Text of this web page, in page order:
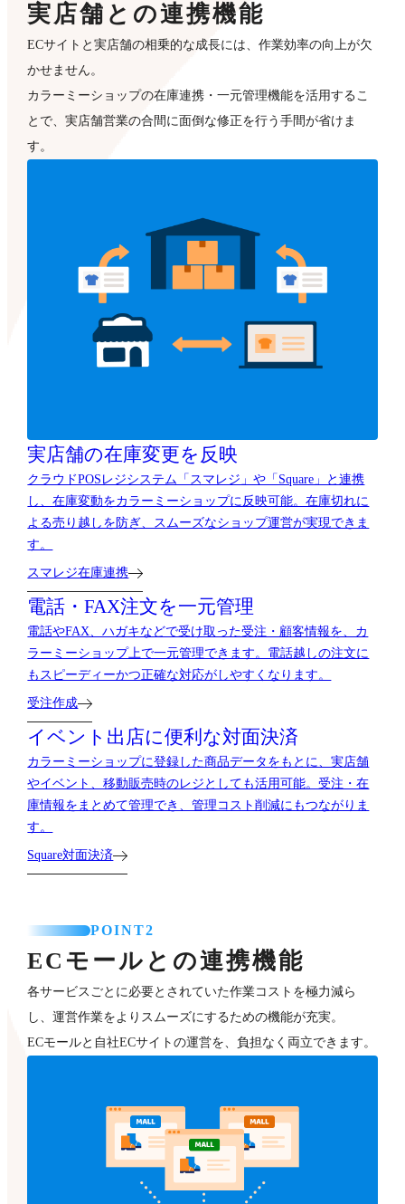
実店舗との連携機能
ECサイトと実店舗の相乗的な成長には、作業効率の向上が欠
かせません。
カラーミーショップの在庫連携・一元管理機能を活用するこ
とで、実店舗営業の合間に面倒な修正を行う手間が省けま
す。
実店舗の在庫変更を反映
クラウドPOSレジシステム「スマレジ」や「Square」と連携
し、在庫変動をカラーミーショップに反映可能。在庫切れに
よる売り越しを防ぎ、スムーズなショップ運営が実現できま
す。
スマレジ在庫連携
電話・FAX注文を一元管理
電話やFAX、ハガキなどで受け取った受注・顧客情報を、カ
ラーミーショップ上で一元管理できます。電話越しの注文に
もスピーディーかつ正確な対応がしやすくなります。
受注作成
イベント出店に便利な対面決済
カラーミーショップに登録した商品データをもとに、実店舗
やイベント、移動販売時のレジとしても活用可能。受注・在
庫情報をまとめて管理でき、管理コスト削減にもつながりま
す。
Square対面決済
POINT2
ECモールとの連携機能
各サービスごとに必要とされていた作業コストを極力減ら
し、運営作業をよりスムーズにするための機能が充実。
ECモールと自社ECサイトの運営を、負担なく両立できます。